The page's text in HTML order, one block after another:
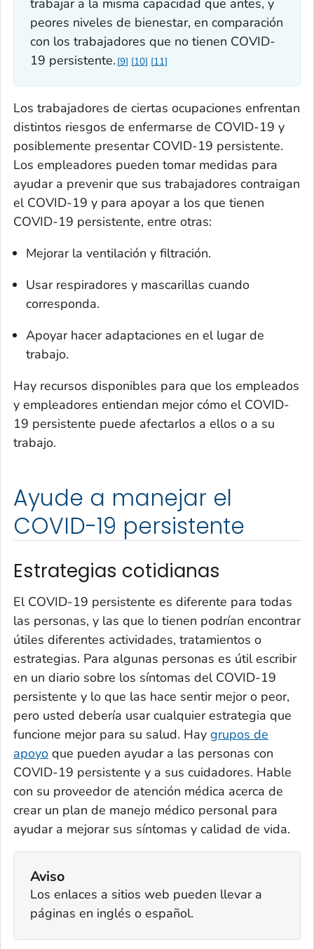
trabajar a la misma capacidad que antes, y
peores niveles de bienestar, en comparación
con los trabajadores que no tienen COVID-
19 persistente. 9 10 11
Los trabajadores de ciertas ocupaciones enfrentan
distintos riesgos de enfermarse de COVID-19 y
posiblemente presentar COVID-19 persistente.
Los empleadores pueden tomar medidas para
ayudar a prevenir que sus trabajadores contraigan
el COVID-19 y para apoyar a los que tienen
COVID-19 persistente, entre otras:
Mejorar la ventilación y filtración.
Usar respiradores y mascarillas cuando
corresponda.
Apoyar hacer adaptaciones en el lugar de
trabajo.
Hay recursos disponibles para que los empleados
y empleadores entiendan mejor cómo el COVID-
19 persistente puede afectarlos a ellos o a su
trabajo.
Ayude a manejar el
COVID-19 persistente
Estrategias cotidianas
El COVID-19 persistente es diferente para todas
las personas, y las que lo tienen podrían encontrar
útiles diferentes actividades, tratamientos o
estrategias. Para algunas personas es útil escribir
en un diario sobre los síntomas del COVID-19
persistente y lo que las hace sentir mejor o peor,
pero usted debería usar cualquier estrategia que
funcione mejor para su salud. Hay grupos de
apoyo que pueden ayudar a las personas con
COVID-19 persistente y a sus cuidadores. Hable
con su proveedor de atención médica acerca de
crear un plan de manejo médico personal para
ayudar a mejorar sus síntomas y calidad de vida.
Aviso
Los enlaces a sitios web pueden llevar a
páginas en inglés o español.